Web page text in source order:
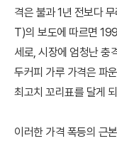
격은 불과 1년 전보다
T)의 보도에 따르면
세로, 시장에 엄청난 충
두커피 가루 가격은 파
최고치 꼬리표를 달게
이러한 가격 폭등의 근